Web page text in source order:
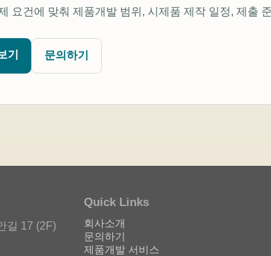
요건에 맞춰 제품개발 범위, 시제품 제작 일정, 제출
기 문의하기
길 17 (2F)
Quick Links
회사소개
문의하기
제품개발 서비스